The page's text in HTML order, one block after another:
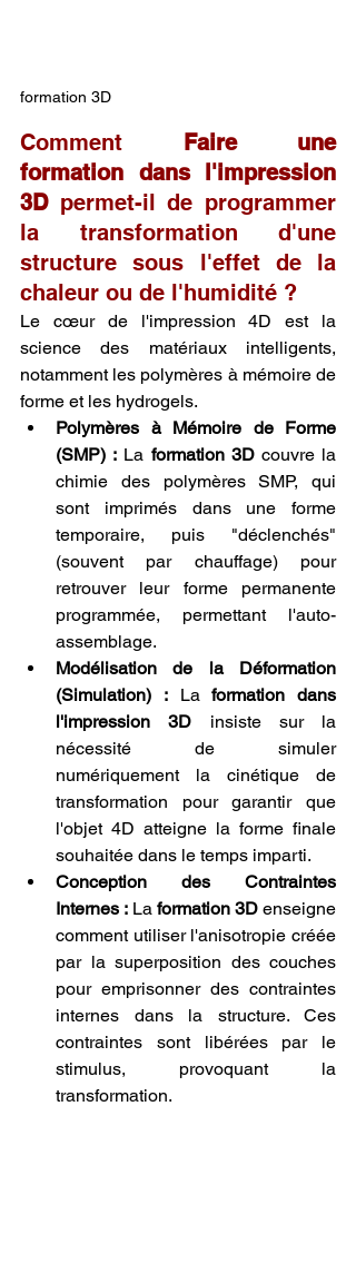
formation 3D
Comment Faire une
formation dans l'impression
3D permet-il de programmer
la transformation d'une
structure sous l'effet de la
chaleur ou de l'humidité ?
Le cœur de l'impression 4D est la
science des matériaux intelligents,
notamment les polymères à mémoire de
forme et les hydrogels.
Polymères à Mémoire de Forme
(SMP) : La formation 3D couvre la
chimie des polymères SMP, qui
sont imprimés dans une forme
temporaire, puis "déclenchés"
(souvent par chauffage) pour
retrouver leur forme permanente
programmée, permettant l'auto-
assemblage.
Modélisation de la Déformation
(Simulation) : La formation dans
l'impression 3D insiste sur la
nécessité de simuler
numériquement la cinétique de
transformation pour garantir que
l'objet 4D atteigne la forme finale
souhaitée dans le temps imparti.
Conception des Contraintes
Internes : La formation 3D enseigne
comment utiliser l'anisotropie créée
par la superposition des couches
pour emprisonner des contraintes
internes dans la structure. Ces
contraintes sont libérées par le
stimulus, provoquant la
transformation.